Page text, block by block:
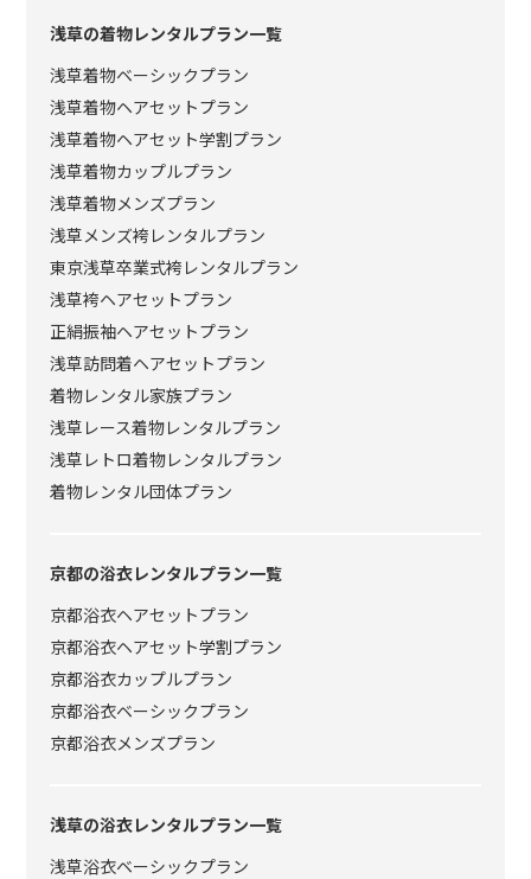
浅草の着物レンタルプラン一覧
浅草着物ベーシックプラン
浅草着物ヘアセットプラン
浅草着物ヘアセット学割プラン
浅草着物カップルプラン
浅草着物メンズプラン
浅草メンズ袴レンタルプラン
東京浅草卒業式袴レンタルプラン
浅草袴ヘアセットプラン
正絹振袖ヘアセットプラン
浅草訪問着ヘアセットプラン
着物レンタル家族プラン
浅草レース着物レンタルプラン
浅草レトロ着物レンタルプラン
着物レンタル団体プラン
京都の浴衣レンタルプラン一覧
京都浴衣ヘアセットプラン
京都浴衣ヘアセット学割プラン
京都浴衣カップルプラン
京都浴衣ベーシックプラン
京都浴衣メンズプラン
浅草の浴衣レンタルプラン一覧
浅草浴衣ベーシックプラン